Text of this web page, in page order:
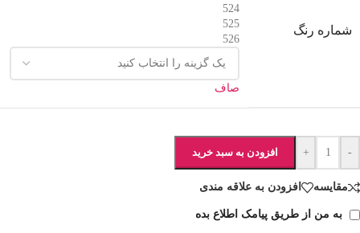
شماره رنگ
524
525
526
صاف
-
+ افزودن به سبد خرید
مقایسه افزودن به علاقه مندی
به من از طریق پیامک اطلاع بده